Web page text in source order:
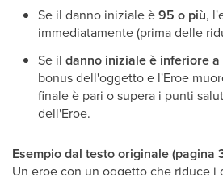
Se il danno iniziale è95 o più,
immediatamente (prima delle
Se il danno iniziale è inferiore
bonus dell'oggetto e l'Eroe
finale è pari o supera i punti
dell'Eroe.
Esempio dal testo originale (pagina
Un eroe con un oggetto che riduce i